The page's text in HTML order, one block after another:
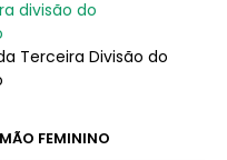
Terceira Divisão do
FEMININO